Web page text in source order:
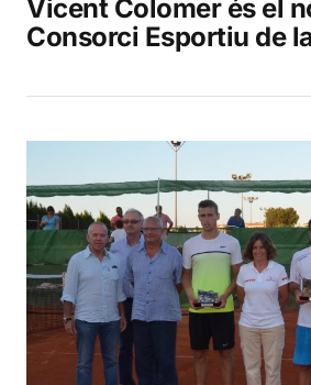
Vicent Colomer és el
Consorci Esportiu de